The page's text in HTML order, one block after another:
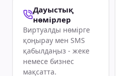
Дауыстық
нөмірлер
Виртуалды нөмірге
қоңырау мен SMS
қабылдаңыз - жеке
немесе бизнес
мақсатта.